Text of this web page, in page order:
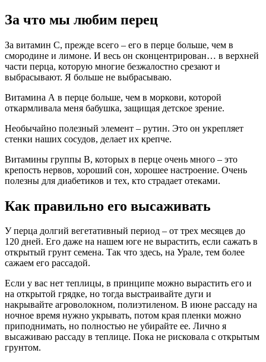
За что мы любим перец
За витамин С, прежде всего – его в перце больше, чем в
смородине и лимоне. И весь он сконцентрирован… в верхней
части перца, которую многие безжалостно срезают и
выбрасывают. Я больше не выбрасываю.
Витамина А в перце больше, чем в моркови, которой
откармливала меня бабушка, защищая детское зрение.
Необычайно полезный элемент – рутин. Это он укрепляет
стенки наших сосудов, делает их крепче.
Витамины группы В, которых в перце очень много – это
крепость нервов, хороший сон, хорошее настроение. Очень
полезны для диабетиков и тех, кто страдает отеками.
Как правильно его высаживать
У перца долгий вегетативный период – от трех месяцев до
120 дней. Его даже на нашем юге не вырастить, если сажать в
открытый грунт семена. Так что здесь, на Урале, тем более
сажаем его рассадой.
Если у вас нет теплицы, в принципе можно вырастить его и
на открытой грядке, но тогда выстраивайте дуги и
накрывайте агроволокном, полиэтиленом. В июне рассаду на
ночное время нужно укрывать, потом края пленки можно
приподнимать, но полностью не убирайте ее. Лично я
высаживаю рассаду в теплице. Пока не рисковала с открытым
грунтом.